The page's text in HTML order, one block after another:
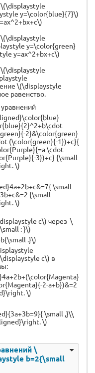
\(\displaystyle
y=\color{blue}{7}\)
\(\displaystyle
y=\color{green}
y=ax^2+bx+c\)
\(\displaystyle
\(\displaystyle
равенство.
2}&\color{green}
(\color{green}{-1})+c}{
\cdot
3})+c} {\small
\)
\small
{\small
\)
c\) через \
: }\)
.}\)
c\) в
2-a+b})&=2
\)
\small ,}\\
\)
\
b=2{\small